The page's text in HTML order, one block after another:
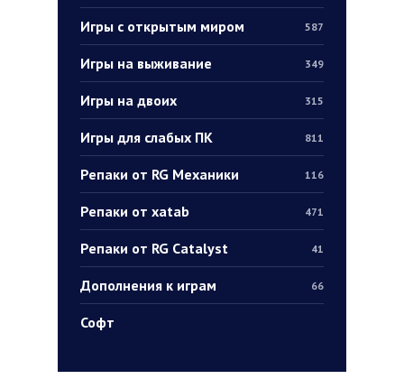
Игры с открытым миром 587
Игры на выживание 349
Игры на двоих 315
Игры для слабых ПК 811
Репаки от RG Механики 116
Репаки от xatab 471
Репаки от RG Catalyst 41
Дополнения к играм 66
Софт